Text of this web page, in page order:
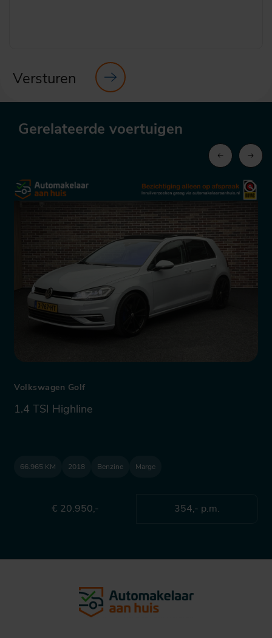
Versturen
Gerelateerde voertuigen
Volkswagen Golf
1.4 TSI Highline
66.965 KM 2018 Benzine Marge
€ 20.950,- 354,- p.m.